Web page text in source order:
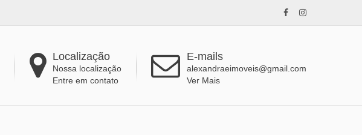
Localização
Nossa localização
Entre em contato
E-mails
alexandraeimoveis@gmail.com
Ver Mais